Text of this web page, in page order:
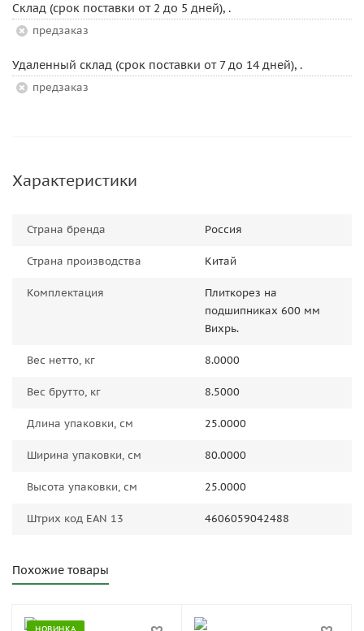
Склад (срок поставки от 2 до 5 дней), .
Предзаказ
Удаленный склад (срок поставки от 7 до 14 дней), .
Предзаказ
Характеристики
Страна бренда Россия
Страна производства Китай
Комплектация
Плиткорез на
подшипниках 600 мм
Вихрь.
Вес нетто, кг 8.0000
Вес брутто, кг 8.5000
Длина упаковки, см 25.0000
Ширина упаковки, см 80.0000
Высота упаковки, см 25.0000
Штрих код EAN 13 4606059042488
Похожие товары